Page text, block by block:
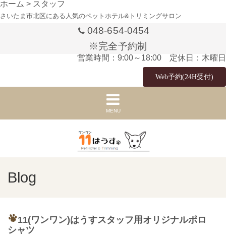
ホーム > スタッフ
さいたま市北区にある人気のペットホテル&トリミングサロン
048-654-0454
※完全予約制
営業時間：9:00～18:00 定休日：木曜日
Web予約(24H受付)
MENU
Blog
11(ワンワン)はうすスタッフ用オリジナルポロ
シャツ